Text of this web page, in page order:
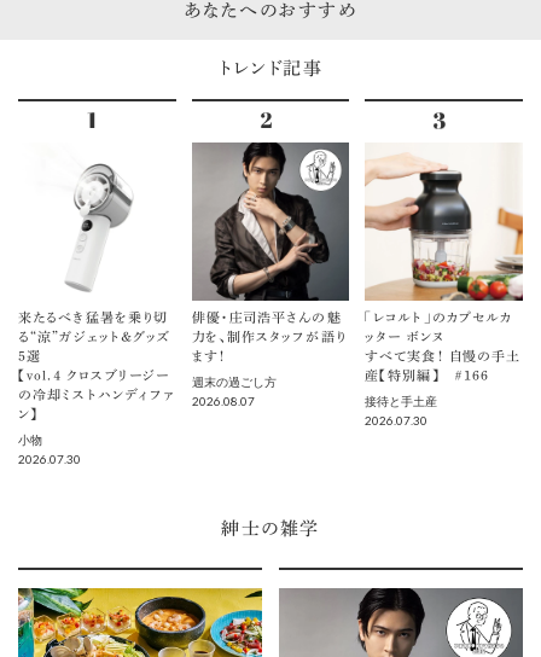
あなたへのおすすめ
トレンド記事
来たるべき猛暑を乗り切
る“涼”ガジェット＆グッズ
5選
【vol.４ クロスブリージー
の冷却ミストハンディファ
ン】
小物
2026.07.30
俳優・庄司浩平さんの魅
力を、制作スタッフが語り
ます！
週末の過ごし方
2026.08.07
「レコルト」のカプセルカ
ッター ボンヌ
すべて実食！ 自慢の手土
産【特別編】 ＃166
接待と手土産
2026.07.30
紳士の雑学